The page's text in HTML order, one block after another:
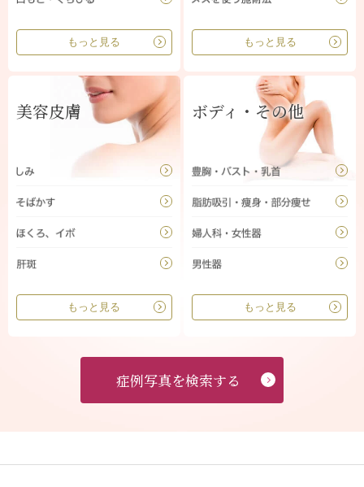
もっと見る もっと見る
美容皮膚
もっと見る
ボディ・その他
もっと見る
症例写真を検索する